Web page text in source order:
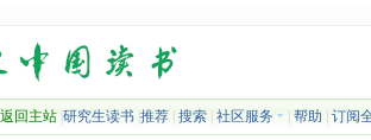
返回主站| 研究生读书| 推荐| 搜索| 社区服务 帮助 订阅